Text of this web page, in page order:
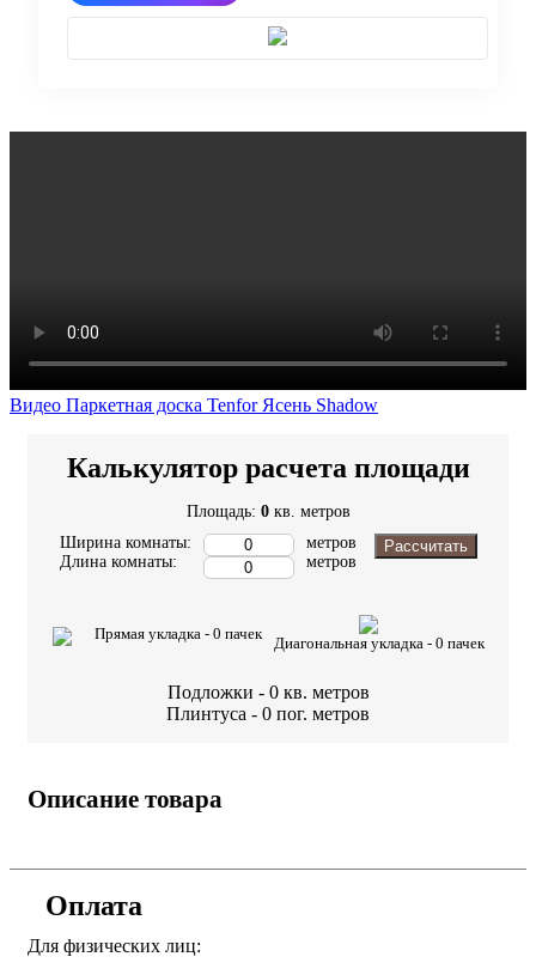
Видео Паркетная доска Tenfor Ясень Shadow
Калькулятор расчета площади
Площадь: 0 кв. метров
Ширина комнаты:
Длина комнаты:
метров
метров
Рассчитать
Прямая укладка - 0 пачек
Диагональная укладка - 0 пачек
Подложки - 0 кв. метров
Плинтуса - 0 пог. метров
Описание товара
Оплата
Для физических лиц: